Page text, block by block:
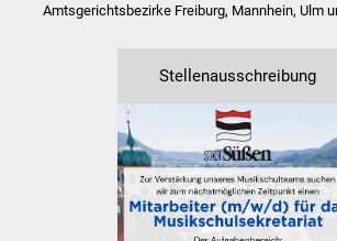
Familien
Kinder und
Migration
Amtsgerichtsbezirke Freiburg, Mannhein, Ulm
Stellenausschreibung